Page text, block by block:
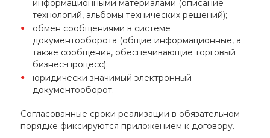
информационными материалами (описание
технологий, альбомы технических решений);
обмен сообщениями в системе
документооборота (общие информационные, а
также сообщения, обеспечивающие торговый
бизнес-процесс);
юридически значимый электронный
документооборот.
Согласованные сроки реализации в обязательном
порядке фиксируются приложением к договору.